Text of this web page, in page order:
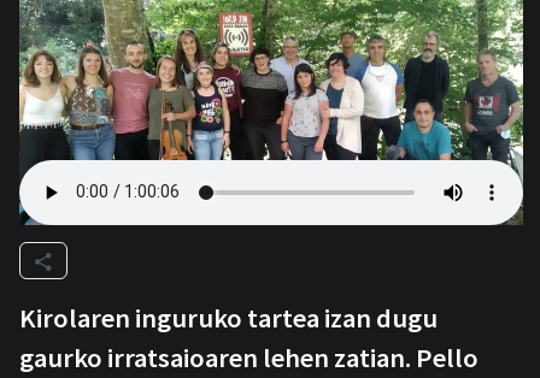
Kirolaren inguruko tartea izan dugu
gaurko irratsaioaren lehen zatian. Pello